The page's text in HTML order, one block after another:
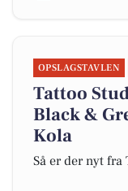
OPSLAGSTAVLEN
Tattoo
Black &
Kola
Så er der nyt fra